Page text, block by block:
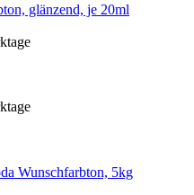
glänzend, je 20ml